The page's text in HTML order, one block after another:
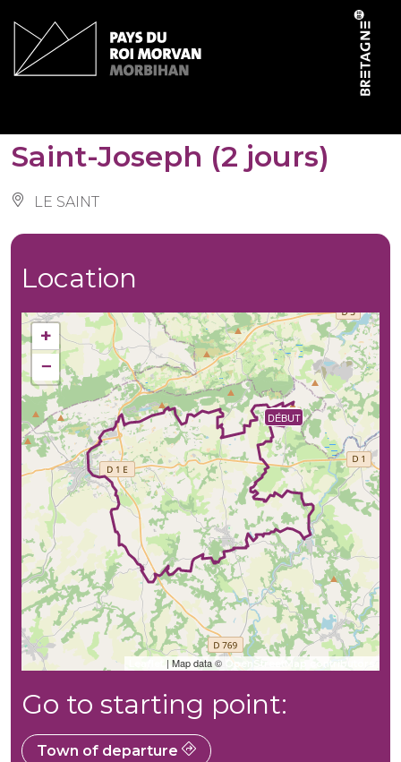
Saint-Joseph (2 jours)
LE SAINT
Location
DÉBUT
FIN
+
−
| Map data © OpenStreetMap contributors
Go to starting point:
Town of departure